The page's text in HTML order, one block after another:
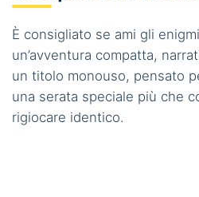
È consigliato se ami gli
un’avventura compatta,
un titolo monouso, pensato
una serata speciale più che
rigiocare identico.